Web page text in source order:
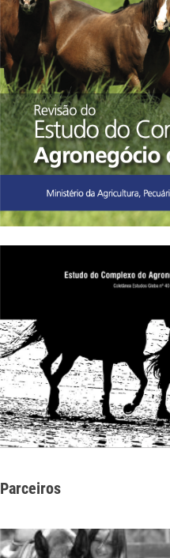
Parceiros